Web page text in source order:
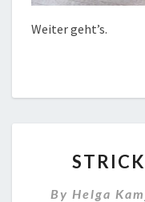
Weiter geht’s.
By Helga